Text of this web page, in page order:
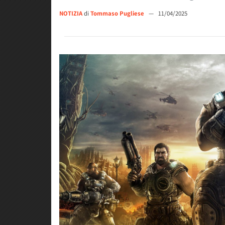
NOTIZIAdi Tommaso Pugliese — 11/04/2025